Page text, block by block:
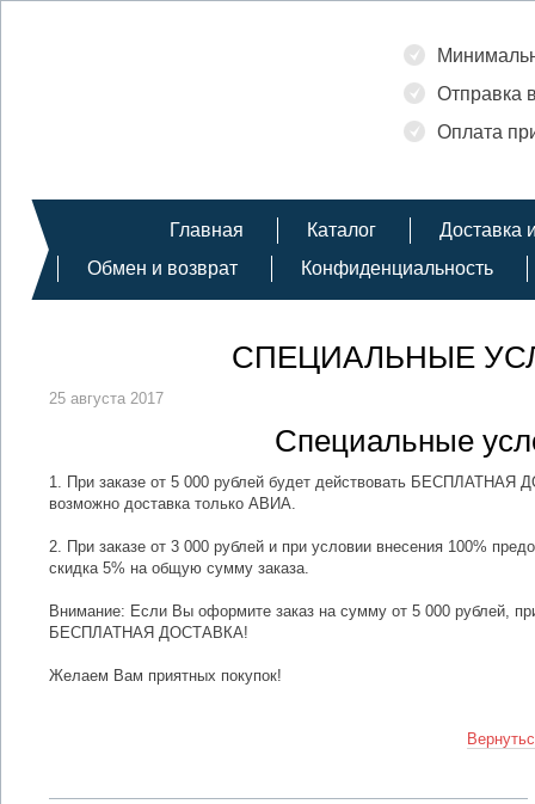
Отправка
Оплата
Главная Каталог
Доставка
Обмен и возврат
Конфиденциальность
СПЕЦИАЛЬНЫЕ
25 августа 2017
Специальные
1. При заказе от 5 000 рублей будет действовать
возможно доставка только АВИА.
2. При заказе от 3 000 рублей и при условии внесения 100%
скидка 5% на общую сумму заказа.
Внимание: Если Вы оформите заказ на сумму от 5 000 рублей,
БЕСПЛАТНАЯ ДОСТАВКА!
Желаем Вам приятных покупок!